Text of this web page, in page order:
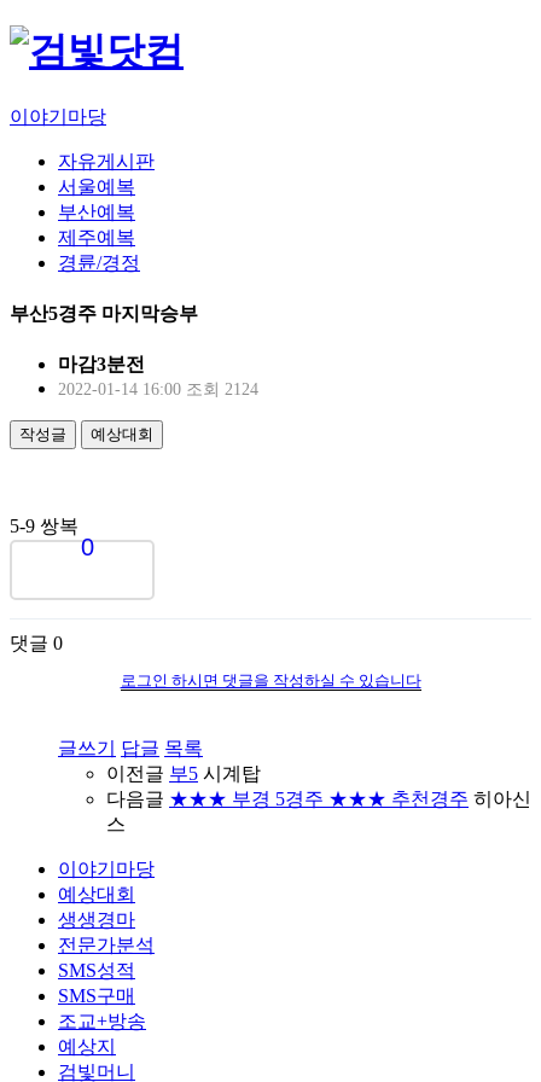
이야기마당
자유게시판
서울예복
부산예복
제주예복
경륜/경정
부산5경주 마지막승부
마감3분전
2022-01-14 16:00 조회 2124
작성글 예상대회
5-9 쌍복
0
댓글 0
로그인 하시면 댓글을 작성하실 수 있습니다
글쓰기 답글 목록
이전글 부5 시계탑
다음글 ★★★ 부경 5경주 ★★★ 추천경주 히아신
스
이야기마당
예상대회
생생경마
전문가분석
SMS성적
SMS구매
조교+방송
예상지
검빛머니